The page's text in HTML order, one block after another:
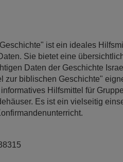
ist ein ideales
Sie bietet eine
Daten der Geschichte
zur biblischen Geschichte"
Hilfsmittel für
Es ist ein vielseitig